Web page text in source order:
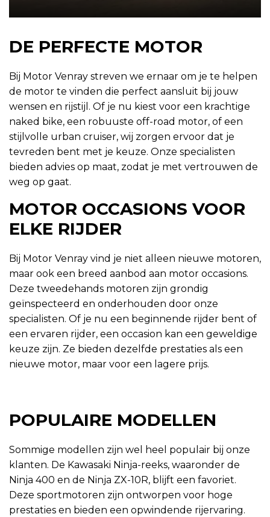
DE PERFECTE MOTOR
Bij Motor Venray streven we ernaar om je te helpen
de motor te vinden die perfect aansluit bij jouw
wensen en rijstijl. Of je nu kiest voor een krachtige
naked bike, een robuuste off-road motor, of een
stijlvolle urban cruiser, wij zorgen ervoor dat je
tevreden bent met je keuze. Onze specialisten
bieden advies op maat, zodat je met vertrouwen de
weg op gaat.
MOTOR OCCASIONS VOOR
ELKE RIJDER
Bij Motor Venray vind je niet alleen nieuwe motoren,
maar ook een breed aanbod aan motor occasions.
Deze tweedehands motoren zijn grondig
geïnspecteerd en onderhouden door onze
specialisten. Of je nu een beginnende rijder bent of
een ervaren rijder, een occasion kan een geweldige
keuze zijn. Ze bieden dezelfde prestaties als een
nieuwe motor, maar voor een lagere prijs.
POPULAIRE MODELLEN
Sommige modellen zijn wel heel populair bij onze
klanten. De Kawasaki Ninja-reeks, waaronder de
Ninja 400 en de Ninja ZX-10R, blijft een favoriet.
Deze sportmotoren zijn ontworpen voor hoge
prestaties en bieden een opwindende rijervaring.